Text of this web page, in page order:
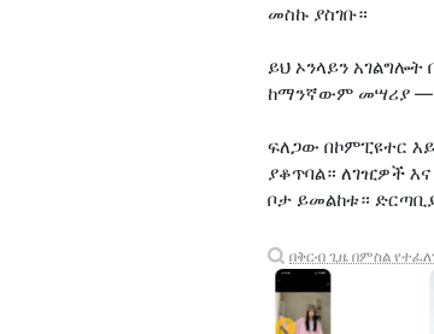
መስኩ ያስገቡ።
ይህ ኦንላይን አገልግሎት
ከማንኛውም መሣሪያ —
ፍለጋው በኮምፒዩተር
ያቆጥባል። ለገዢዎች
ቦታ ይመልከቱ።
በቅርብ ጊዜ በምስል